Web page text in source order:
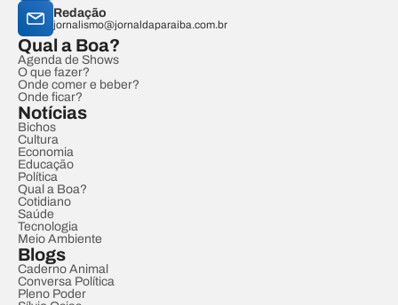
Redação
jornalismo@jornaldaparaiba.com.br
Qual a Boa?
Agenda de Shows
O que fazer?
Onde comer e beber?
Onde ficar?
Notícias
Bichos
Cultura
Economia
Educação
Política
Qual a Boa?
Cotidiano
Saúde
Tecnologia
Meio Ambiente
Blogs
Caderno Animal
Conversa Política
Pleno Poder